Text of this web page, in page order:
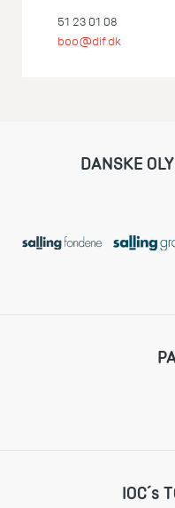
51 23 01 08
boo@dif.dk
DANSKE
IOC´s